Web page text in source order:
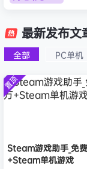
速：地平
线
6（Forza
Horizon
6）免安装
中文版
欢迎
欢迎
欢迎
欢迎
旋律
欢迎
欢迎
最新发布文
全部 PC单机
置顶
Steam游戏助手_免
+Steam单机游戏